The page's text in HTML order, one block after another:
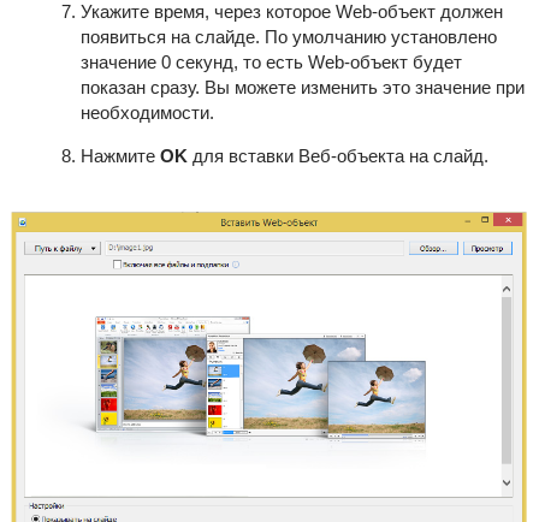
Укажите время, через которое Web-объект должен
появиться на слайде. По умолчанию установлено
значение 0 секунд, то есть Web-объект будет
показан сразу. Вы можете изменить это значение при
необходимости.
Нажмите OK для вставки Веб-объекта на слайд.